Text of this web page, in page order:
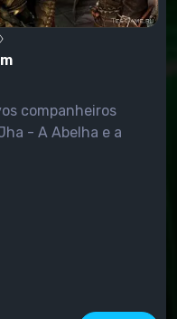
companheiros
- A Abelha e a